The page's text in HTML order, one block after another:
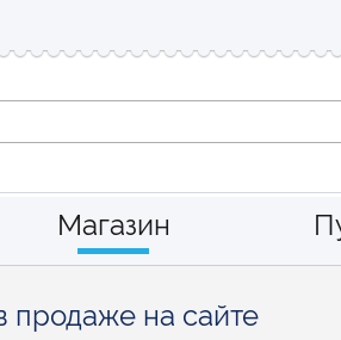
Магазин
продаже на сайте